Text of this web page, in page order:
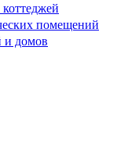
помещений
и домов